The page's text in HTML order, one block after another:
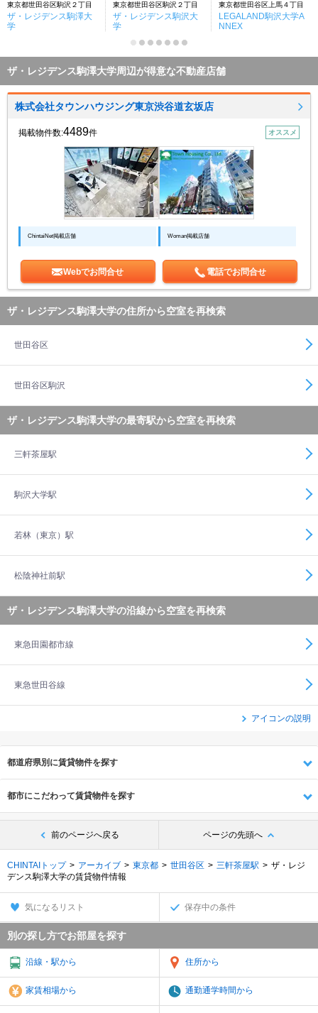
東京都世田谷区駒沢２丁目
ザ・レジデンス駒澤大
学
東京都世田谷区駒沢２丁目
ザ・レジデンス駒沢大
学
東京都世田谷区上馬４丁目
LEGALAND駒沢大学A
NNEX
ザ・レジデンス駒澤大学周辺が得意な不動産店舗
株式会社タウンハウジング東京渋谷道玄坂店
掲載物件数:4489件 オススメ
ChintaiNet掲載店舗 Woman掲載店舗
Webでお問合せ 電話でお問合せ
ザ・レジデンス駒澤大学の住所から空室を再検索
世田谷区
世田谷区駒沢
ザ・レジデンス駒澤大学の最寄駅から空室を再検索
三軒茶屋駅
駒沢大学駅
若林（東京）駅
松陰神社前駅
ザ・レジデンス駒澤大学の沿線から空室を再検索
東急田園都市線
東急世田谷線
アイコンの説明
都道府県別に賃貸物件を探す
都市にこだわって賃貸物件を探す
前のページへ戻る ページの先頭へ
CHINTAIトップ アーカイブ 東京都 世田谷区 三軒茶屋駅
ザ・レジ
デンス駒澤大学の賃貸物件情報
気になるリスト 保存中の条件
別の探し方でお部屋を探す
沿線・駅から 住所から
家賃相場から 通勤通学時間から